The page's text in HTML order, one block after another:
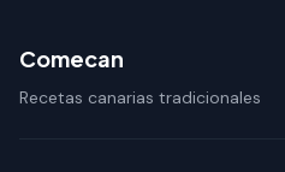
Comecan
Recetas canarias tradicionales